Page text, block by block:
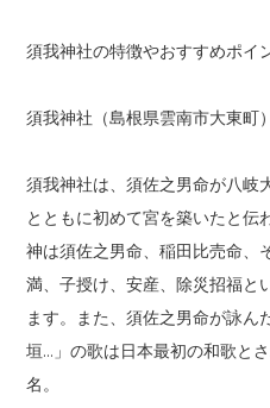
須我神社の特徴やおすすめポイ
須我神社（島根県雲南市大東町）
須我神社は、須佐之男命が八岐
とともに初めて宮を築いたと伝
神は須佐之男命、稲田比売命、
満、子授け、安産、除災招福と
ます。また、須佐之男命が詠ん
垣…」の歌は日本最初の和歌と
名。